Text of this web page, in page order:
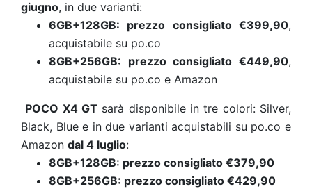
giugno, in due varianti:
6GB+128GB: prezzo consigliato €399,90,
acquistabile su po.co
8GB+256GB: prezzo consigliato €449,90,
acquistabile su po.co e Amazon
POCO X4 GT sarà disponibile in tre colori: Silver,
Black, Blue e in due varianti acquistabili su po.co e
Amazon dal 4 luglio:
8GB+128GB: prezzo consigliato €379,90
8GB+256GB: prezzo consigliato €429,90